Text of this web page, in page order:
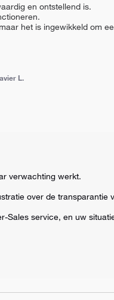
en ontstellend is.
het is ingewikkeld om
L.
verwachting werkt.
over de transparantie
Sales service, en uw